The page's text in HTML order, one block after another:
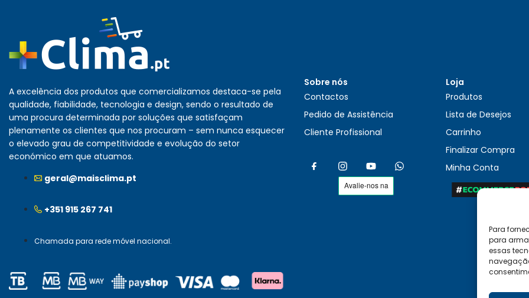
Para
para
essas
A excelência dos produtos que comercializamos destaca-se pela
qualidade, fiabilidade, tecnologia e design, sendo o resultado de
uma procura determinada por soluções que satisfaçam
plenamente os clientes que nos procuram – sem nunca esquecer
o elevado grau de competitividade e evolução do setor
económico em que atuamos.
geral@maisclima.pt
+351 915 267 741
Chamada para rede móvel nacional.
Sobre nós
Contactos
Pedido de Assistência
Cliente Profissional
Loja
Produtos
Lista de Desejos
Carrinho
Finalizar Compra
Minha Conta